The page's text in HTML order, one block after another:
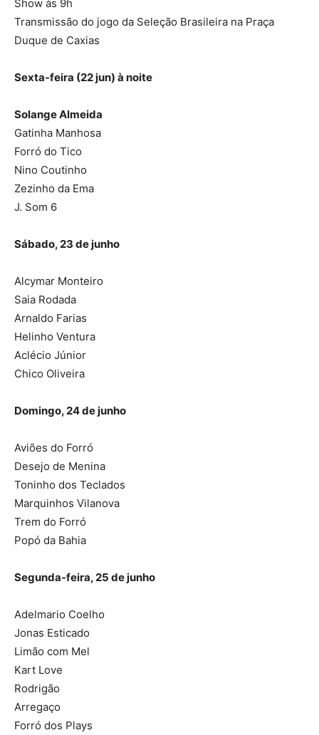
Show às 9h
Transmissão do jogo da Seleção Brasileira na Praça
Duque de Caxias
Sexta-feira (22 jun) à noite
Solange Almeida
Gatinha Manhosa
Forró do Tico
Nino Coutinho
Zezinho da Ema
J. Som 6
Sábado, 23 de junho
Alcymar Monteiro
Saia Rodada
Arnaldo Farias
Helinho Ventura
Aclécio Júnior
Chico Oliveira
Domingo, 24 de junho
Aviões do Forró
Desejo de Menina
Toninho dos Teclados
Marquinhos Vilanova
Trem do Forró
Popó da Bahia
Segunda-feira, 25 de junho
Adelmario Coelho
Jonas Esticado
Limão com Mel
Kart Love
Rodrigão
Arregaço
Forró dos Plays